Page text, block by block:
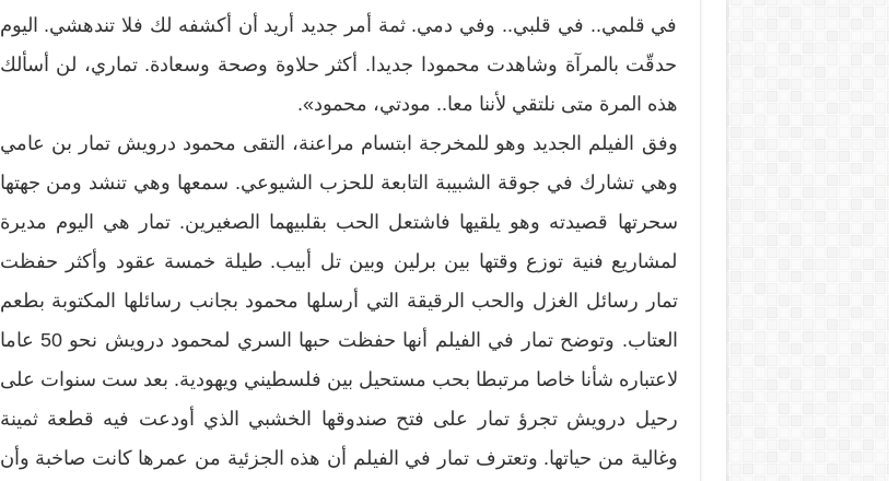
في قلمي.. في قلبي.. وفي دمي. ثمة أمر جديد أريد أن أكشفه لك فلا تندهشي. اليوم
حدقّت بالمرآة وشاهدت محمودا جديدا. أكثر حلاوة وصحة وسعادة. تماري، لن أسألك
هذه المرة متى نلتقي لأننا معا.. مودتي، محمود».
وفق الفيلم الجديد وهو للمخرجة ابتسام مراعنة، التقى محمود درويش تمار بن عامي
وهي تشارك في جوقة الشبيبة التابعة للحزب الشيوعي. سمعها وهي تنشد ومن جهتها
سحرتها قصيدته وهو يلقيها فاشتعل الحب بقلبيهما الصغيرين. تمار هي اليوم مديرة
لمشاريع فنية توزع وقتها بين برلين وبين تل أبيب. طيلة خمسة عقود وأكثر حفظت
تمار رسائل الغزل والحب الرقيقة التي أرسلها محمود بجانب رسائلها المكتوبة بطعم
العتاب. وتوضح تمار في الفيلم أنها حفظت حبها السري لمحمود درويش نحو 50 عاما
لاعتباره شأنا خاصا مرتبطا بحب مستحيل بين فلسطيني ويهودية. بعد ست سنوات على
رحيل درويش تجرؤ تمار على فتح صندوقها الخشبي الذي أودعت فيه قطعة ثمينة
وغالية من حياتها. وتعترف تمار في الفيلم أن هذه الجزئية من عمرها كانت صاخبة وأن